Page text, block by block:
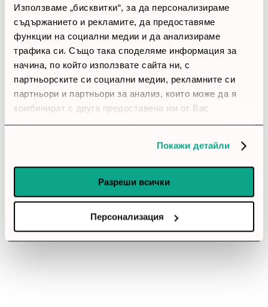
Използваме „бисквитки“, за да персонализираме
съдържанието и рекламите, да предоставяме
функции на социални медии и да анализираме
трафика си. Също така споделяме информация за
начина, по който използвате сайта ни, с
партньорските си социални медии, рекламните си
партньори и партньори за анализ, които може да я
комбинират с друга предоставена им от Вас
информация или с такава, която са събрали от
Покажи детайли
Разреши всички
Персонализация